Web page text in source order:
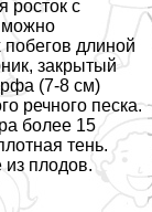
росток с
можно
длиной
закрытый
(7-8 см)
речного песка.
более 15
тень.
плодов.